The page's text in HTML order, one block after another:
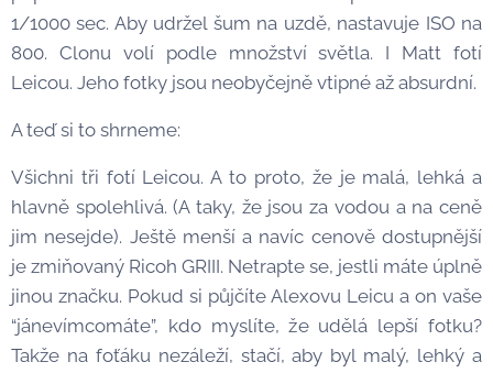
1/1000 sec. Aby udržel šum na uzdě, nastavuje ISO na
800. Clonu volí podle množství světla. I Matt fotí
Leicou. Jeho fotky jsou neobyčejně vtipné až absurdní.
A teď si to shrneme:
Všichni tři fotí Leicou. A to proto, že je malá, lehká a
hlavně spolehlivá. (A taky, že jsou za vodou a na ceně
jim nesejde). Ještě menší a navíc cenově dostupnější
je zmiňovaný Ricoh GRIII. Netrapte se, jestli máte úplně
jinou značku. Pokud si půjčíte Alexovu Leicu a on vaše
“jánevímcomáte”, kdo myslíte, že udělá lepší fotku?
Takže na foťáku nezáleží, stačí, aby byl malý, lehký a